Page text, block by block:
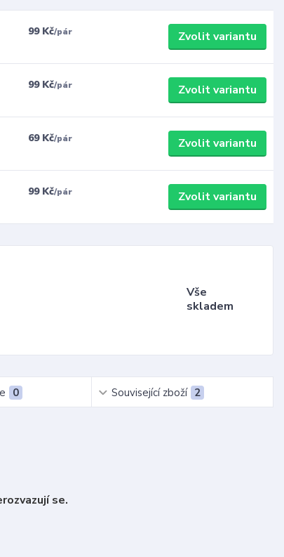
99 Kč/pár Zvolit variantu
99 Kč/pár Zvolit variantu
69 Kč/pár Zvolit variantu
99 Kč/pár Zvolit variantu
Vše
skladem
0 Související zboží 2
se.